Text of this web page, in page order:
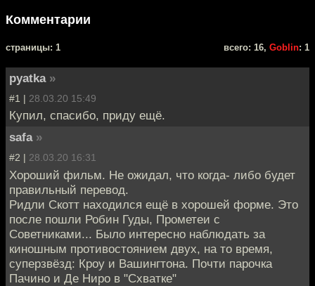
Комментарии
cтраницы: 1 всего: 16, Goblin: 1
pyatka »
#1 | 28.03.20 15:49
Купил, спасибо, приду ещё.
safa »
#2 | 28.03.20 16:31
Хороший фильм. Не ожидал, что когда- либо будет
правильный перевод.
Ридли Скотт находился ещё в хорошей форме. Это
после пошли Робин Гуды, Прометеи с
Советниками... Было интересно наблюдать за
киношным противостоянием двух, на то время,
суперзвёзд: Кроу и Вашингтона. Почти парочка
Пачино и Де Ниро в "Схватке"